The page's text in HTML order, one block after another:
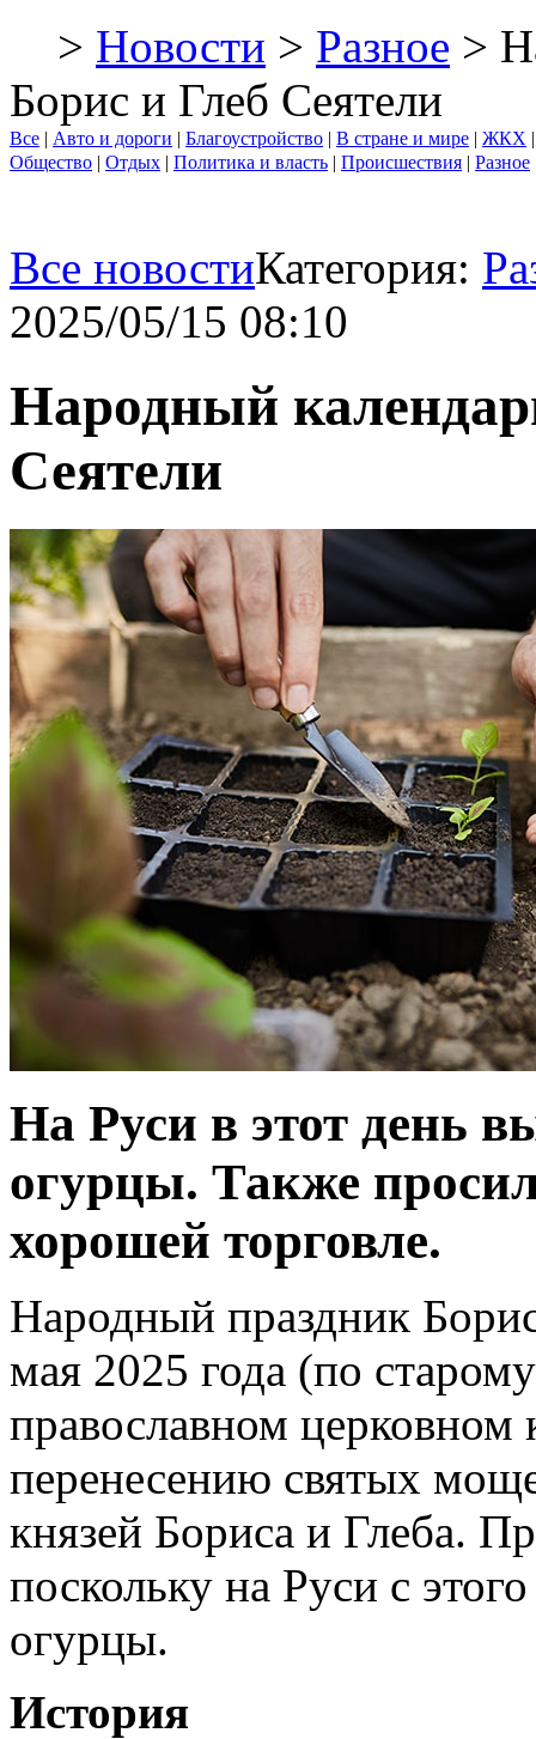
> Новости > Разное >
Борис и Глеб Сеятели
Все | Авто и дороги | Благоустройство | В стране и мире | ЖКХ
Общество | Отдых | Политика и власть | Происшествия | Разное
Все новостиКатегория:
2025/05/15 08:10
Народный
Сеятели
На Руси в этот день
огурцы. Также
хорошей торговле.
Народный праздник
мая 2025 года (по
православном церковном
перенесению святых
князей Бориса и Глеба.
поскольку на Руси с
огурцы.
История